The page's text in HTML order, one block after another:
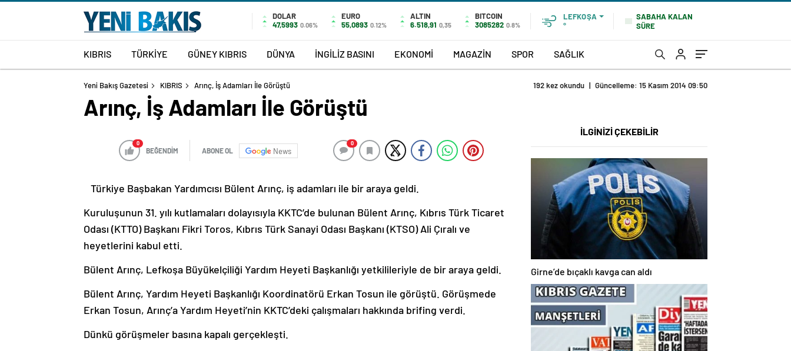
DOLAR
47,5993 0.06%
EURO
55,0893 0.12%
ALTIN
6.518,91 0,35
BITCOIN
3085282 0.8%
LEFKOŞA
°
SABAHA KALAN
SÜRE
KIBRIS TÜRKİYE GÜNEY KIBRIS DÜNYA İNGİLİZ BASINI EKONOMİ MAGAZİN SPOR SAĞLIK
Yeni Bakış Gazetesi KIBRIS Arınç, İş Adamları İle Görüştü 192 kez okundu | Güncelleme: 15 Kasım 2014 09:50
Arınç, İş Adamları İle Görüştü
0
BEĞENDİM ABONE OL News
0
Türkiye Başbakan Yardımcısı Bülent Arınç, iş adamları ile bir araya geldi.
Kuruluşunun 31. yılı kutlamaları dolayısıyla KKTC’de bulunan Bülent Arınç, Kıbrıs Türk Ticaret
Odası (KTTO) Başkanı Fikri Toros, Kıbrıs Türk Sanayi Odası Başkanı (KTSO) Ali Çıralı ve
heyetlerini kabul etti.
Bülent Arınç, Lefkoşa Büyükelçiliği Yardım Heyeti Başkanlığı yetkilileriyle de bir araya geldi.
Bülent Arınç, Yardım Heyeti Başkanlığı Koordinatörü Erkan Tosun ile görüştü. Görüşmede
Erkan Tosun, Arınç’a Yardım Heyeti’nin KKTC’deki çalışmaları hakkında brifing verdi.
Dünkü görüşmeler basına kapalı gerçekleşti.
İLGİNİZİ ÇEKEBİLİR
Girne’de bıçaklı kavga can aldı